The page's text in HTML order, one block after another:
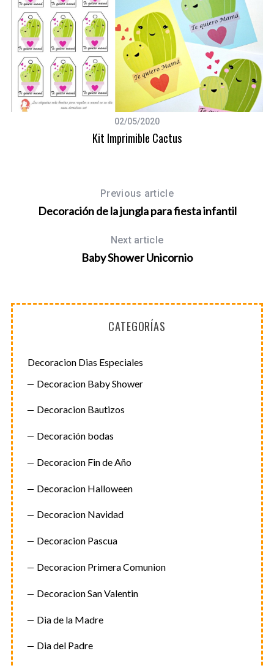
02/05/2020
Kit Imprimible Cactus
Previous article
Decoración de la jungla para fiesta infantil
Next article
Baby Shower Unicornio
CATEGORÍAS
Decoracion Dias Especiales
Decoracion Baby Shower
Decoracion Bautizos
Decoración bodas
Decoracion Fin de Año
Decoracion Halloween
Decoracion Navidad
Decoracion Pascua
Decoracion Primera Comunion
Decoracion San Valentin
Dia de la Madre
Dia del Padre